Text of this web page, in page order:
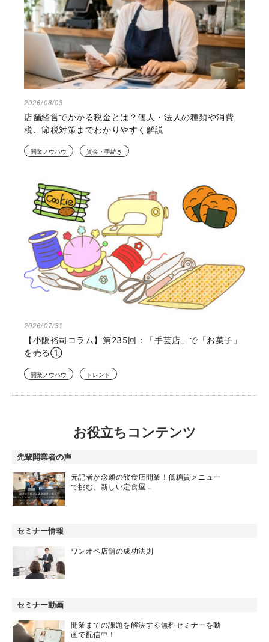
2026/08/03
店舗経営でかかる税金とは？個人・法人の種類や消費
税、節税対策までわかりやすく解説
開業ノウハウ 資金・手続き
2026/07/31
【小阪裕司コラム】第235回：「手芸店」で「お菓子」
を売る①
開業ノウハウ トレンド
お役立ちコンテンツ
先輩開業者の声
元記者が念願の飲食店開業！低糖質メニュー
で挑む、新しい定食屋…
セミナー情報
ワンオペ店舗の成功法則
セミナー動画
開業までの課題を解決する無料セミナーを動
画で配信中！